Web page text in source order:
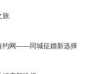
旅
约网——同城征婚新选择